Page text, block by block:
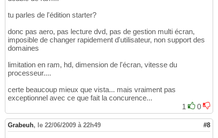
tu parles de l'édition starter?
donc pas aero, pas lecture dvd, pas de gestion multi écran,
imposible de changer rapidement d'utilisateur, non support des
domaines
limitation en ram, hd, dimension de l'écran, vitesse du
processeur....
certe beaucoup mieux que vista... mais vraiment pas
exceptionnel avec ce que fait la concurence...
1
0
Grabeuh, le 22/06/2009 à 22h49 #8